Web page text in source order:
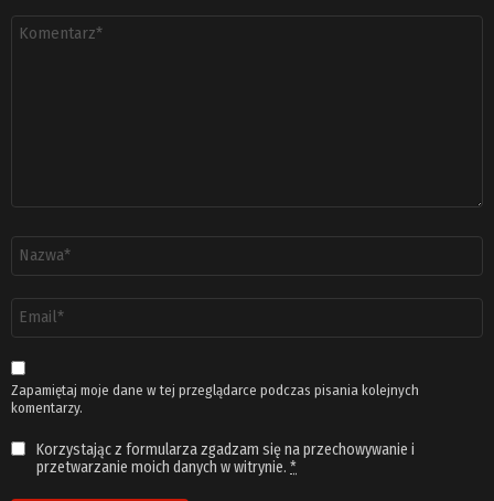
email
*
Zapamiętaj moje dane w tej przeglądarce podczas pisania kolejnych
komentarzy.
Korzystając z formularza zgadzam się na przechowywanie i
przetwarzanie moich danych w witrynie. *